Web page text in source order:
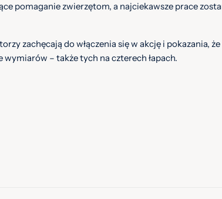
pomaganie zwierzętom, a najciekawsze prace
zachęcają do włączenia się w akcję i pokazania, że
– także tych na czterech łapach.